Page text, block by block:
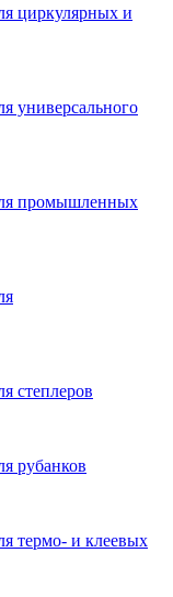
циркулярных и
универсального
промышленных
степлеров
рубанков
термо- и клеевых